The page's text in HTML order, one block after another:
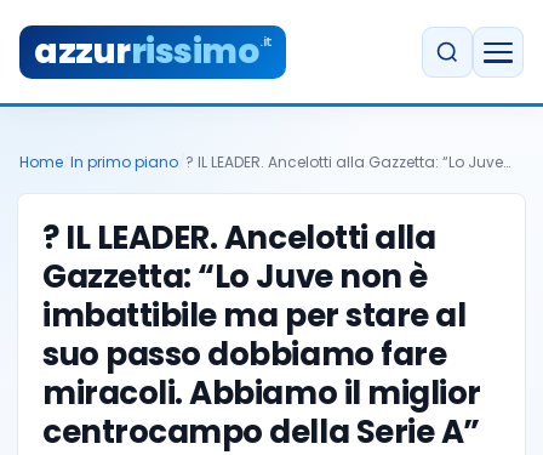
azzurrissimo.it
Home In primo piano ? IL LEADER. Ancelotti alla Gazzetta: “Lo Juve…
? IL LEADER. Ancelotti alla
Gazzetta: “Lo Juve non è
imbattibile ma per stare al
suo passo dobbiamo fare
miracoli. Abbiamo il miglior
centrocampo della Serie A”